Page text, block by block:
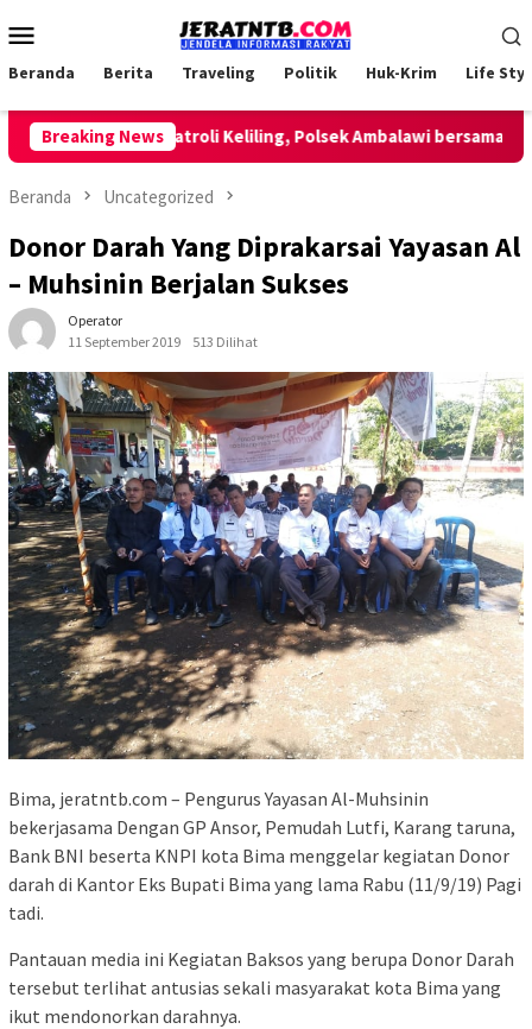
ke
Mobile
Beranda Berita Traveling Politik Huk-Krim Life
Breaking News
Lakukan Patroli Keliling, Polsek Ambalawi bersama TNI
Beranda Uncategorized
Donor Darah Yang Diprakarsai Yayasan Al
– Muhsinin Berjalan Sukses
Operator
11 September 2019
513 Dilihat
Bima, jeratntb.com – Pengurus Yayasan Al-Muhsinin
bekerjasama Dengan GP Ansor, Pemudah Lutfi, Karang taruna,
Bank BNI beserta KNPI kota Bima menggelar kegiatan Donor
darah di Kantor Eks Bupati Bima yang lama Rabu (11/9/19) Pagi
tadi.
Pantauan media ini Kegiatan Baksos yang berupa Donor Darah
tersebut terlihat antusias sekali masyarakat kota Bima yang
ikut mendonorkan darahnya.